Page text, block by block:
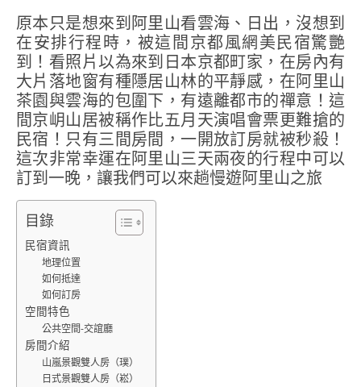
原本只是想來到阿里山看雲海、日出，沒想到
在安排行程時，被這間京都風網美民宿驚艷
到！看照片以為來到日本京都町家，在房內有
大片落地窗有種隱居山林的平靜感，在阿里山
茶園與雲海的包圍下，有遠離都市的禪意！這
間京岄山居被稱作比五月天演唱會票更難搶的
民宿！只有三間房間，一開放訂房就被秒殺！
這次非常幸運在阿里山三天兩夜的行程中可以
訂到一晚，讓我們可以來趟慢遊阿里山之旅
目錄
民宿資訊
地理位置
如何抵達
如何訂房
空間特色
公共空間-交誼廳
房間介紹
山嵐景觀雙人房（璞）
日式景觀雙人房（崧）